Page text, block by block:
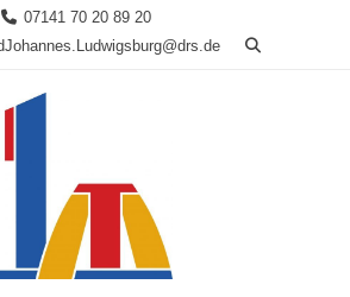
07141 70 20 89 20